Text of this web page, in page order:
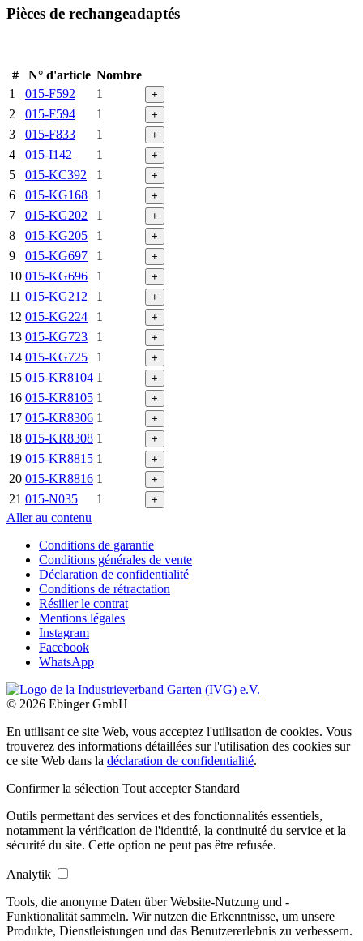
Pièces de rechangeadaptés
# N° d'article Nombre
1
015-F592 1 +
2 015-F594 1 +
3 015-F833 1 +
4 015-I142 1 +
5 015-KC392 1 +
6 015-KG168 1 +
7 015-KG202 1 +
8 015-KG205 1 +
9 015-KG697 1 +
10 015-KG696 1 +
11 015-KG212 1 +
12 015-KG224 1 +
13 015-KG723 1 +
14 015-KG725 1 +
15 015-KR8104 1 +
16 015-KR8105 1 +
17 015-KR8306 1 +
18 015-KR8308 1 +
19 015-KR8815 1 +
20 015-KR8816 1 +
21 015-N035 1 +
Aller au contenu
Conditions de garantie
Conditions générales de vente
Déclaration de confidentialité
Conditions de rétractation
Résilier le contrat
Mentions légales
Instagram
Facebook
WhatsApp
© 2026 Ebinger GmbH
En utilisant ce site Web, vous acceptez l'utilisation de cookies. Vous
trouverez des informations détaillées sur l'utilisation des cookies sur
ce site Web dans la déclaration de confidentialité.
Confirmer la sélection Tout accepter Standard
Outils permettant des services et des fonctionnalités essentiels,
notamment la vérification de l'identité, la continuité du service et la
sécurité du site. Cette option ne peut pas être refusée.
Analytik
Tools, die anonyme Daten über Website-Nutzung und -
Funktionalität sammeln. Wir nutzen die Erkenntnisse, um unsere
Produkte, Dienstleistungen und das Benutzererlebnis zu verbessern.